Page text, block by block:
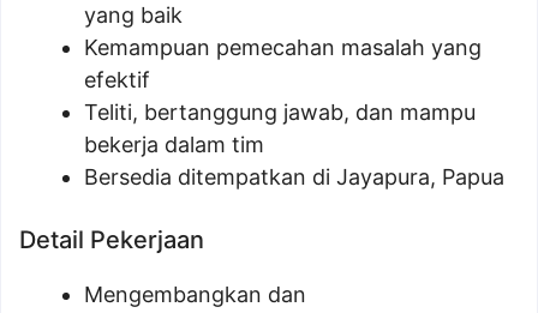
yang baik
Kemampuan pemecahan masalah yang
efektif
Teliti, bertanggung jawab, dan mampu
bekerja dalam tim
Bersedia ditempatkan di Jayapura, Papua
Detail Pekerjaan
Mengembangkan dan